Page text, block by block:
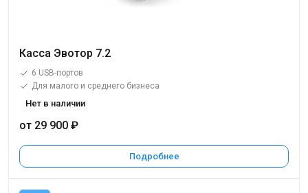
Касса Эвотор 7.2
6 USB-портов
Для малого и среднего бизнеса
Нет в наличии
от 29 900 ₽
Подробнее